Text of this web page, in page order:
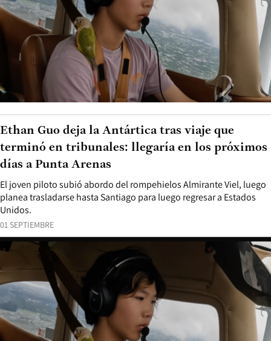
01 SEPTIEMBRE
El joven piloto subió abordo del rompehielos Almirante Viel, luego
planea trasladarse hasta Santiago para luego regresar a Estados
Unidos.
Ethan Guo deja la Antártica tras viaje que
terminó en tribunales: llegaría en los próximos
días a Punta Arenas